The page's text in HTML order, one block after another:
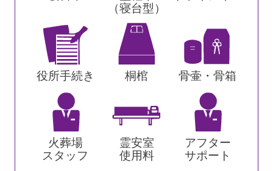
（寝台型）
役所手続き 桐棺 骨壷・骨箱
火葬場
スタッフ
霊安室
使用料
アフター
サポート